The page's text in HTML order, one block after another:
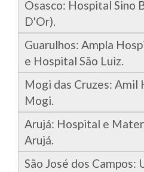
Osasco: Hospital Sino
D'Or).
Guarulhos: Ampla
e Hospital São Luiz.
Mogi das Cruzes: Amil
Mogi.
Arujá: Hospital e
Arujá.
São José dos Campos: